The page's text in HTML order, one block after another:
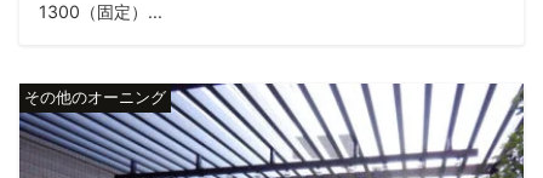
1300（固定）...
その他のオーニング